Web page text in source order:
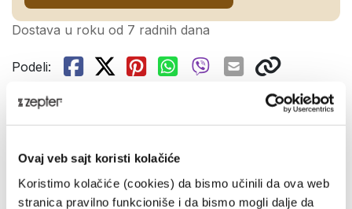
Ovaj veb sajt koristi kolačiće
Koristimo kolačiće (cookies) da bismo učinili da ova web
stranica pravilno funkcioniše i da bismo mogli dalje da
Dostava u roku od 7 radnih dana
Podeli:
Pregled
Izrađen od najfinijeg koštanog porcelana, svaki komad
iz ove kolekcije krasi topli kremasti premaz kao